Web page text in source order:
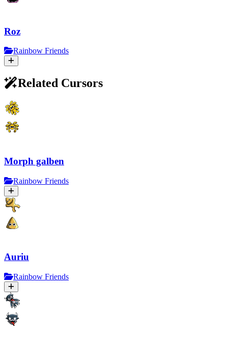
Roz
Rainbow Friends
Related Cursors
Morph galben
Rainbow Friends
Auriu
Rainbow Friends